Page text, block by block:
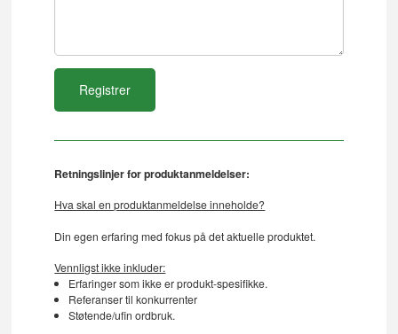
Retningslinjer for produktanmeldelser:
Hva skal en produktanmeldelse inneholde?
Din egen erfaring med fokus på det aktuelle produktet.
Vennligst ikke inkluder:
Erfaringer som ikke er produkt-spesifikke.
Referanser til konkurrenter
Støtende/ufin ordbruk.